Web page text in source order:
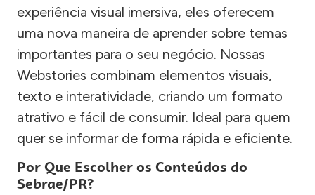
experiência visual imersiva, eles oferecem
uma nova maneira de aprender sobre temas
importantes para o seu negócio. Nossas
Webstories combinam elementos visuais,
texto e interatividade, criando um formato
atrativo e fácil de consumir. Ideal para quem
quer se informar de forma rápida e eficiente.
Por Que Escolher os Conteúdos do
Sebrae/PR?